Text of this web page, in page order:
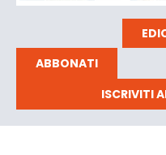
ABBONATI
ISCRIVITI